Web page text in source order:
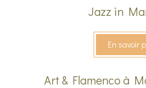
Jazz in
En savoir
Art & Flamenco à